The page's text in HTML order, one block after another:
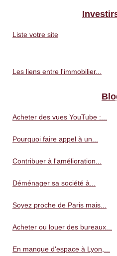
Liste votre site
Les liens entre l'immobilier...
Acheter des vues YouTube :...
Pourquoi faire appel à un...
Contribuer à l'amélioration...
Déménager sa société à...
Soyez proche de Paris mais...
Acheter ou louer des bureaux...
En manque d'espace à Lyon,...